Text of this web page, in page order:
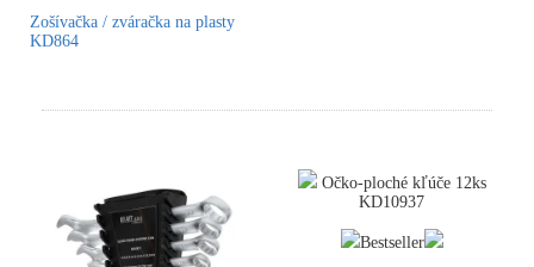
Zošívačka / zváračka na plasty
KD864
Očko-ploché kľúče 12ks
KD10937
Bestseller